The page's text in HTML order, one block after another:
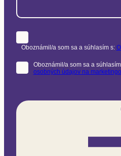
Oboznámil/a som sa a súhlasím s:
Oboznámil/a som sa a
osobných údajov na